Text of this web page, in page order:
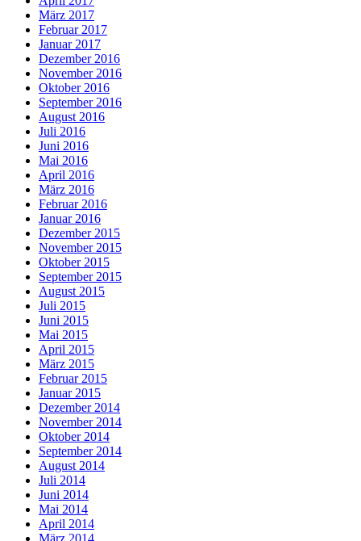
März 2017
Februar 2017
Januar 2017
Dezember 2016
November 2016
Oktober 2016
September 2016
August 2016
Juli 2016
Juni 2016
Mai 2016
April 2016
März 2016
Februar 2016
Januar 2016
Dezember 2015
November 2015
Oktober 2015
September 2015
August 2015
Juli 2015
Juni 2015
Mai 2015
April 2015
März 2015
Februar 2015
Januar 2015
Dezember 2014
November 2014
Oktober 2014
September 2014
August 2014
Juli 2014
Juni 2014
Mai 2014
April 2014
März 2014